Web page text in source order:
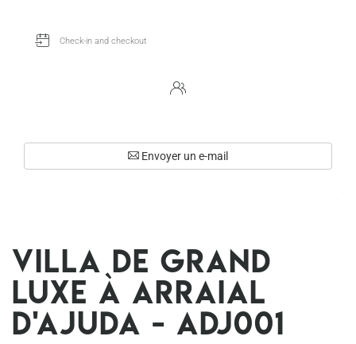
Villa de grand
luxe à Arraial
D'ajuda - Adj001
Envoyer un e-mail